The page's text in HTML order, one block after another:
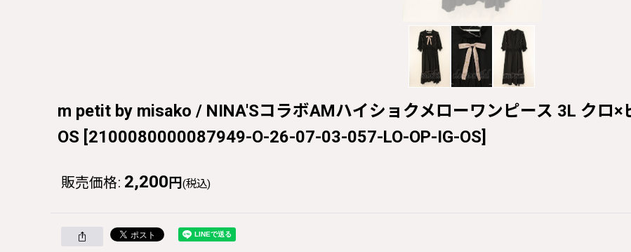
m petit by misako / NINA'SコラボAMハイショクメローワンピース 3L クロ
OS [2100080000087949-O-26-07-03-057-LO-OP-IG-OS]
販売価格: 2,200 円 (税込)